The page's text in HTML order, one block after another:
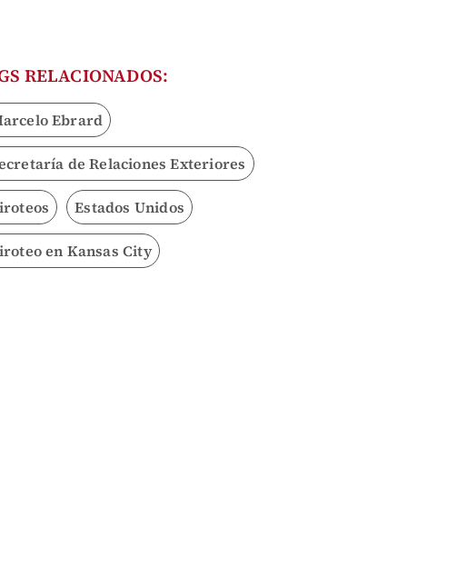
RELACIONADOS:
Ebrard
de Relaciones Exteriores
Estados Unidos
en Kansas City